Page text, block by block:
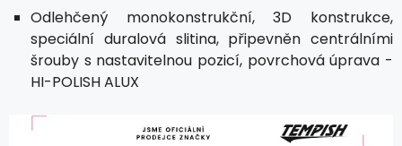
Odlehčený monokonstrukční, 3D konstrukce,
speciální duralová slitina, připevněn centrálními
šrouby s nastavitelnou pozicí, povrchová úprava -
HI-POLISH ALUX